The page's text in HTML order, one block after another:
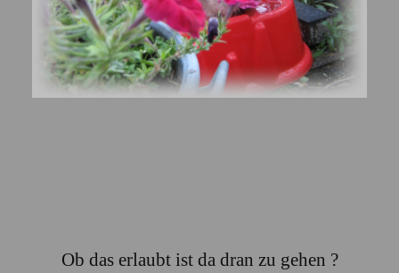
Ob das erlaubt ist da dran zu gehen ?